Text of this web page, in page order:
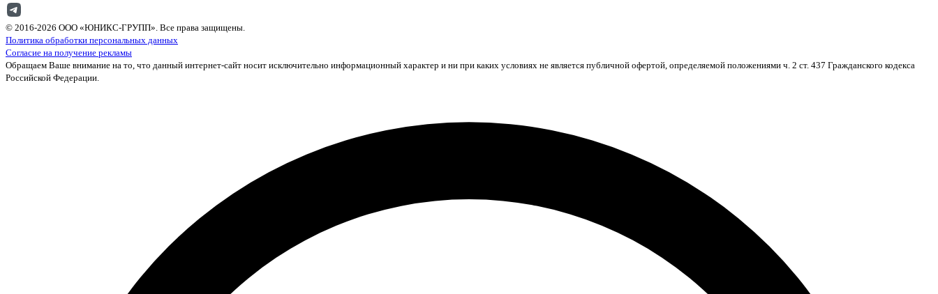
© 2016-2026 ООО «ЮНИКС-ГРУПП». Все права защищены.
Политика обработки персональных данных
Согласие на получение рекламы
Обращаем Ваше внимание на то, что данный интернет-сайт носит исключительно информационный характер и ни при каких условиях не является публичной офертой, определяемой положениями ч. 2 ст. 437 Гражданского кодекса
Российской Федерации.